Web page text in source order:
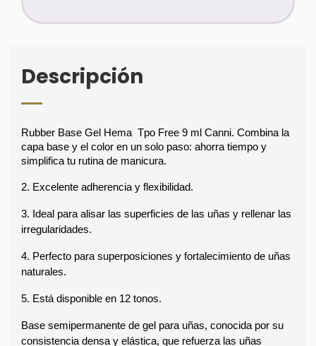
Descripción
Rubber Base Gel Hema  Tpo Free 9 ml Canni. Combina la
capa base y el color en un solo paso: ahorra tiempo y
simplifica tu rutina de manicura.
2. Excelente adherencia y flexibilidad.
3. Ideal para alisar las superficies de las uñas y rellenar las
irregularidades.
4. Perfecto para superposiciones y fortalecimiento de uñas
naturales.
5. Está disponible en 12 tonos.
Base semipermanente de gel para uñas, conocida por su
consistencia densa y elástica, que refuerza las uñas